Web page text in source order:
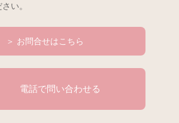
い。
＞ お問合せはこちら
電話で問い合わせる